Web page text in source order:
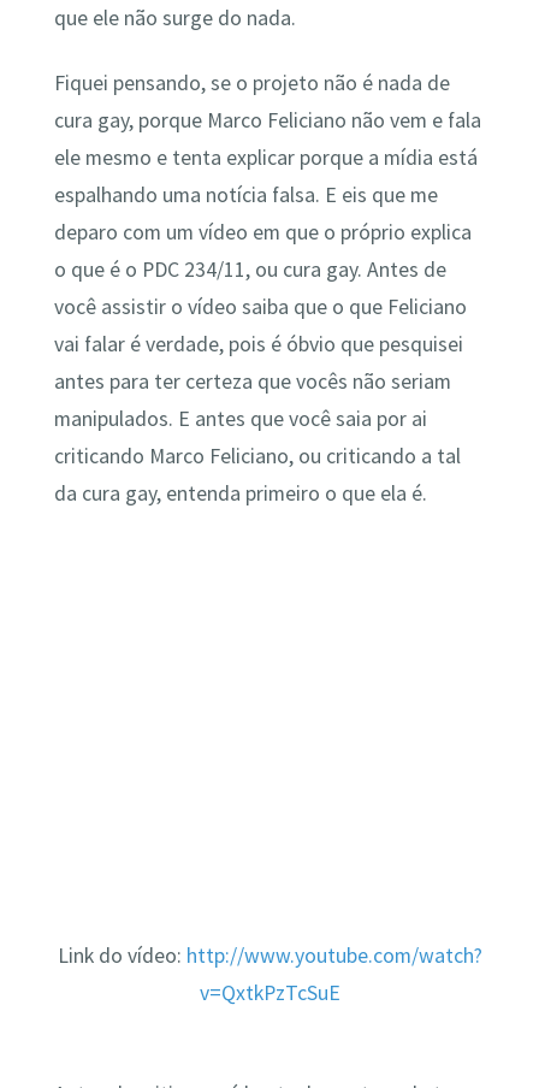
que ele não surge do nada.
Fiquei pensando, se o projeto não é nada de
cura gay, porque Marco Feliciano não vem e fala
ele mesmo e tenta explicar porque a mídia está
espalhando uma notícia falsa. E eis que me
deparo com um vídeo em que o próprio explica
o que é o PDC 234/11, ou cura gay. Antes de
você assistir o vídeo saiba que o que Feliciano
vai falar é verdade, pois é óbvio que pesquisei
antes para ter certeza que vocês não seriam
manipulados. E antes que você saia por ai
criticando Marco Feliciano, ou criticando a tal
da cura gay, entenda primeiro o que ela é.
Link do vídeo: http://www.youtube.com/watch?
v=QxtkPzTcSuE